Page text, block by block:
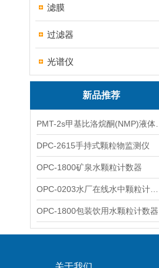
滤膜
过滤器
光谱仪
新品推荐
DPC-2615手持式颗粒物监测仪
OPC-1800矿泉水颗粒计数器
OPC-1800包装饮用水颗粒计数器